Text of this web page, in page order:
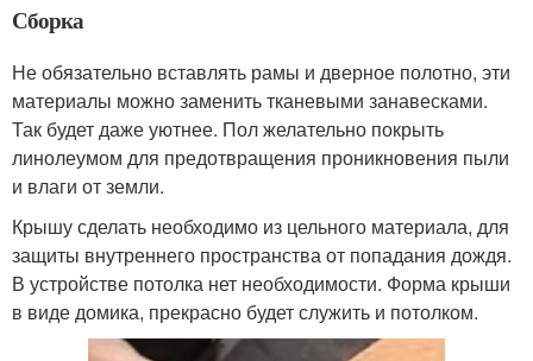
Сборка
Не обязательно вставлять рамы и дверное полотно, эти
материалы можно заменить тканевыми занавесками.
Так будет даже уютнее. Пол желательно покрыть
линолеумом для предотвращения проникновения пыли
и влаги от земли.
Крышу сделать необходимо из цельного материала, для
защиты внутреннего пространства от попадания дождя.
В устройстве потолка нет необходимости. Форма крыши
в виде домика, прекрасно будет служить и потолком.